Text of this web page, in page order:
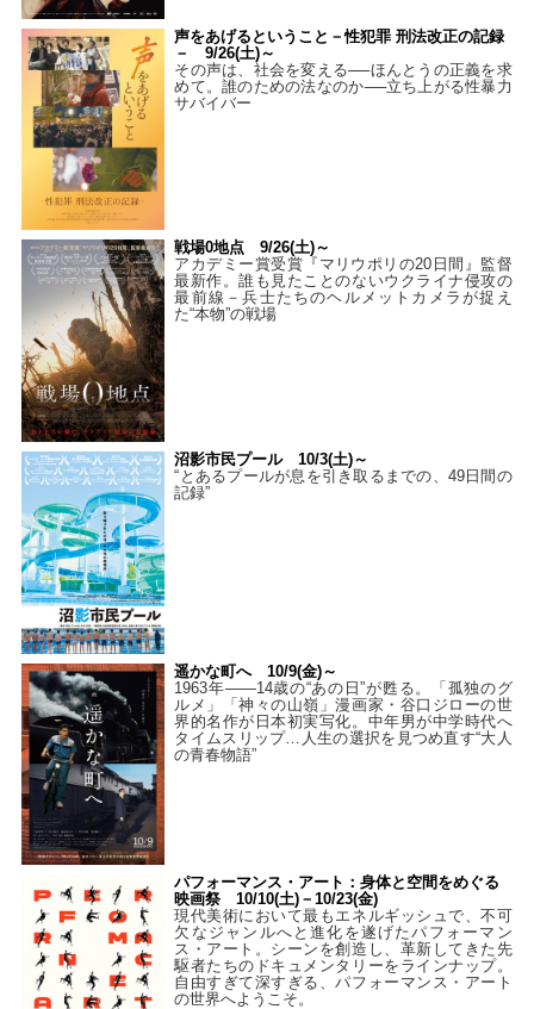
声をあげるということ－性犯罪 刑法改正の記録
－ 9/26(土)～
その声は、社会を変える──ほんとうの正義を求
めて。誰のための法なのか──立ち上がる性暴力
サバイバー
戦場0地点 9/26(土)～
アカデミー賞受賞『マリウポリの20日間』監督
最新作。誰も見たことのないウクライナ侵攻の
最前線－兵士たちのヘルメットカメラが捉え
た“本物”の戦場
沼影市民プール 10/3(土)～
“とあるプールが息を引き取るまでの、49日間の
記録”
遥かな町へ 10/9(金)～
1963年――14歳の“あの日”が甦る。「孤独のグ
ルメ」「神々の山嶺」漫画家・谷口ジローの世
界的名作が日本初実写化。中年男が中学時代へ
タイムスリップ…人生の選択を見つめ直す“大人
の青春物語”
パフォーマンス・アート：身体と空間をめぐる
映画祭 10/10(土)－10/23(金)
現代美術において最もエネルギッシュで、不可
欠なジャンルへと進化を遂げたパフォーマン
ス・アート。シーンを創造し、革新してきた先
駆者たちのドキュメンタリーをラインナップ。
自由すぎて深すぎる、パフォーマンス・アート
の世界へようこそ。